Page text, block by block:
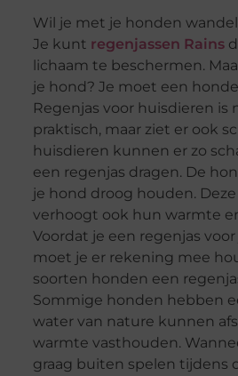
Wil je met je honden
Je kunt regenjassen Rains
lichaam te beschermen.
je hond? Je moet een
Regenjas voor huisdieren is
praktisch, maar ziet er ook
huisdieren kunnen er zo
een regenjas dragen. De
je hond droog houden.
verhoogt ook hun warmte
Voordat je een regenjas
moet je er rekening mee
soorten honden een
Sommige honden hebben
water van nature kunnen
warmte vasthouden.
graag buiten spelen tijdens